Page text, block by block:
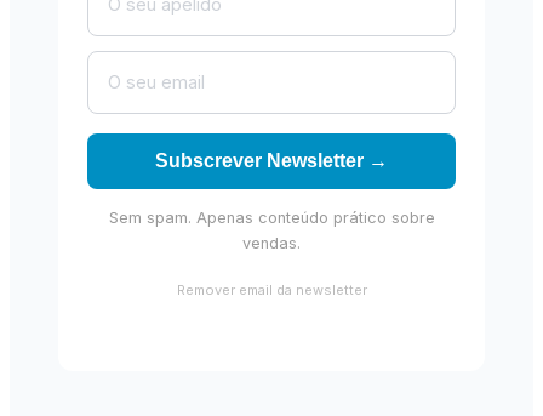
Subscrever Newsletter →
Sem spam. Apenas conteúdo prático sobre
vendas.
Remover email da newsletter